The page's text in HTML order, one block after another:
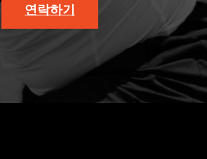
연락하기